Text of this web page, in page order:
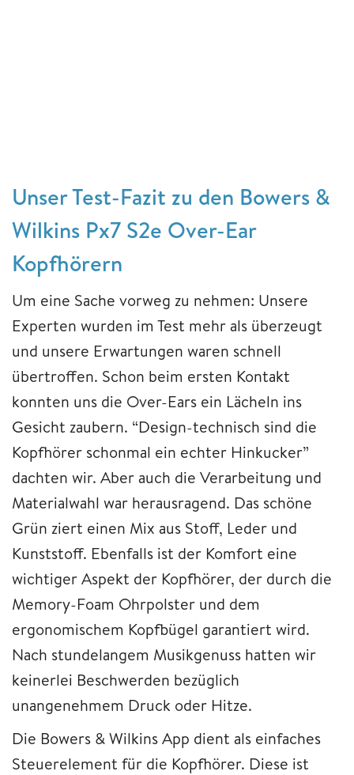
Unser Test-Fazit zu den Bowers &
Wilkins Px7 S2e Over-Ear
Kopfhörern
Um eine Sache vorweg zu nehmen: Unsere
Experten wurden im Test mehr als überzeugt
und unsere Erwartungen waren schnell
übertroffen. Schon beim ersten Kontakt
konnten uns die Over-Ears ein Lächeln ins
Gesicht zaubern. “Design-technisch sind die
Kopfhörer schonmal ein echter Hinkucker”
dachten wir. Aber auch die Verarbeitung und
Materialwahl war herausragend. Das schöne
Grün ziert einen Mix aus Stoff, Leder und
Kunststoff. Ebenfalls ist der Komfort eine
wichtiger Aspekt der Kopfhörer, der durch die
Memory-Foam Ohrpolster und dem
ergonomischem Kopfbügel garantiert wird.
Nach stundelangem Musikgenuss hatten wir
keinerlei Beschwerden bezüglich
unangenehmem Druck oder Hitze.
Die Bowers & Wilkins App dient als einfaches
Steuerelement für die Kopfhörer. Diese ist